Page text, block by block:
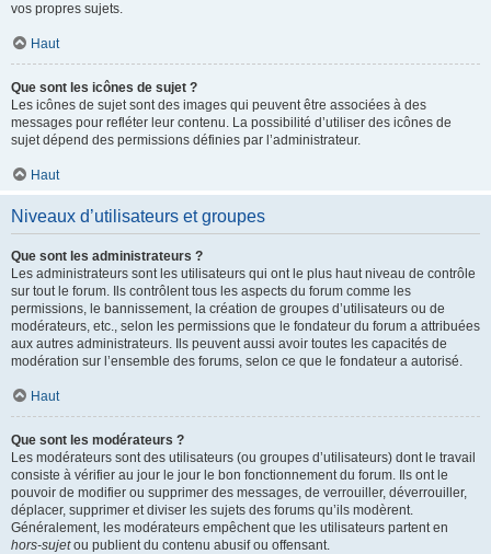
vos propres sujets.
Haut
Que sont les icônes de sujet ?
Les icônes de sujet sont des images qui peuvent être associées à des
messages pour refléter leur contenu. La possibilité d’utiliser des icônes de
sujet dépend des permissions définies par l’administrateur.
Haut
Niveaux d’utilisateurs et groupes
Que sont les administrateurs ?
Les administrateurs sont les utilisateurs qui ont le plus haut niveau de contrôle
sur tout le forum. Ils contrôlent tous les aspects du forum comme les
permissions, le bannissement, la création de groupes d’utilisateurs ou de
modérateurs, etc., selon les permissions que le fondateur du forum a attribuées
aux autres administrateurs. Ils peuvent aussi avoir toutes les capacités de
modération sur l’ensemble des forums, selon ce que le fondateur a autorisé.
Haut
Que sont les modérateurs ?
Les modérateurs sont des utilisateurs (ou groupes d’utilisateurs) dont le travail
consiste à vérifier au jour le jour le bon fonctionnement du forum. Ils ont le
pouvoir de modifier ou supprimer des messages, de verrouiller, déverrouiller,
déplacer, supprimer et diviser les sujets des forums qu’ils modèrent.
Généralement, les modérateurs empêchent que les utilisateurs partent en
hors-sujetou publient du contenu abusif ou offensant.